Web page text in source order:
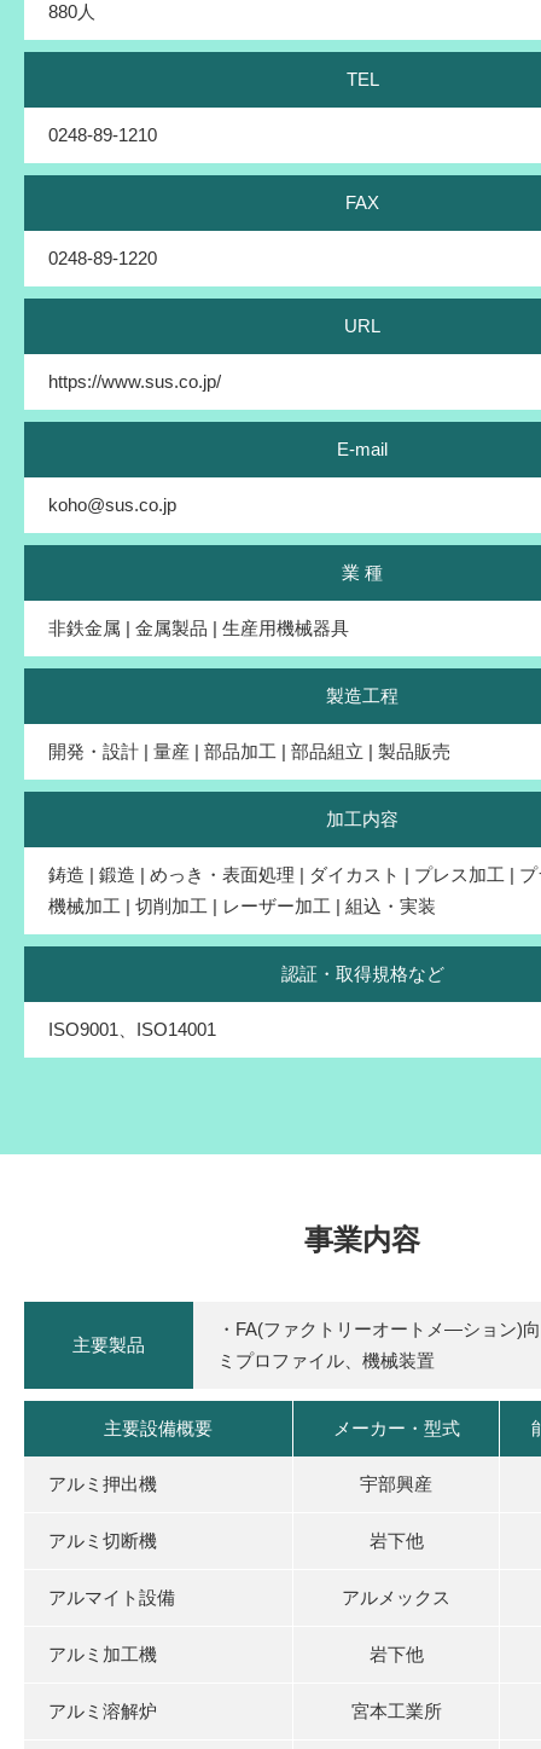
880人
TEL
0248-89-1210
FAX
0248-89-1220
URL
https://www.sus.co.jp/
E-mail
koho@sus.co.jp
業 種
非鉄金属 | 金属製品 | 生産用機械器具
製造工程
開発・設計 | 量産 | 部品加工 | 部品組立 | 製品販売
加工内容
鋳造 | 鍛造 | めっき・表面処理 | ダイカスト | プレス加工 |
機械加工 | 切削加工 | レーザー加工 | 組込・実装
認証・取得規格など
ISO9001、ISO14001
事業内容
主要製品
・FA(ファクトリーオートメ―ション)
ミプロファイル、機械装置
主要設備概要 メーカー・型式
アルミ押出機 宇部興産
アルミ切断機 岩下他
アルマイト設備 アルメックス
アルミ加工機 岩下他
アルミ溶解炉 宮本工業所